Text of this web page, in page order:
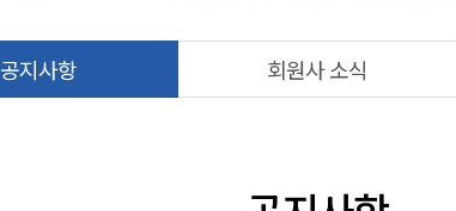
공지사항 회원사 소식